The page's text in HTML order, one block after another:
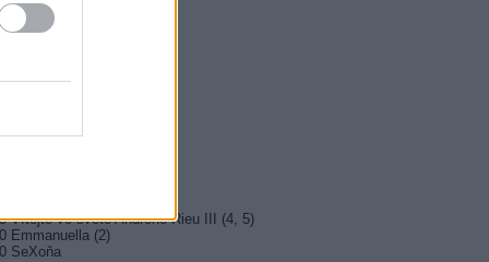
Kriminálka Miami VIII (13)
Bomber
Vítejte ve světě Andrého Rieu III (4, 5)
Emmanuella (2)
SeXoňa